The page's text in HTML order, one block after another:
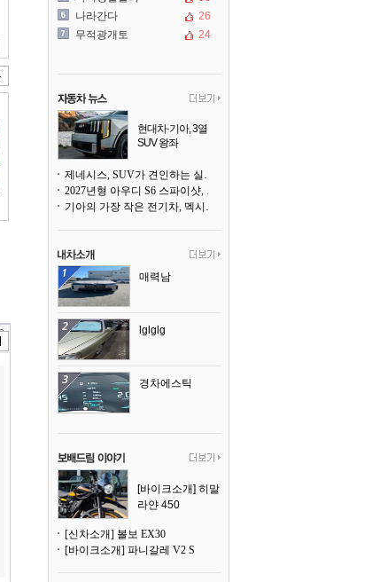
나라간다
26
무적광개토
24
현대차·기아, 3열
SUV 왕좌
아 올까
제네시스, SUV가 견인하는 실적 속 세단도 만만치 않은 저력
2027년형 아우디 S6 스파이샷, 드리프트 준비 완료
기아의 가장 작은 전기차, 멕시코에서 생산된다
매력남
lglglg
경차에스틱
[바이크소개] 히말
라얀 450
[신차소개] 볼보 EX30
[바이크소개] 파니갈레 V2 S